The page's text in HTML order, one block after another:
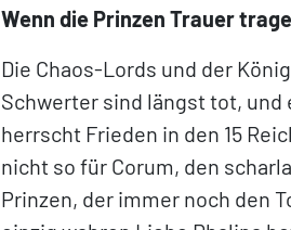
Wenn die Prinzen Trauer
Die Chaos-Lords und der
Schwerter sind längst tot, und
herrscht Frieden in den 15
nicht so für Corum, den
Prinzen, der immer noch den